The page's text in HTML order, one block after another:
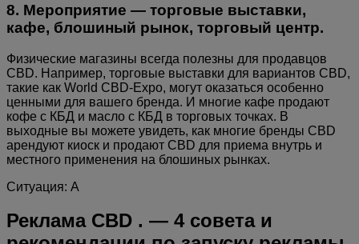
8. Мероприятие — торговые выставки,
кафе, блошиный рынок, торговый центр.
Физические магазины всегда полезны для продавцов
CBD. Например, торговые выставки для вариантов CBD,
такие как World CBD-Expo, могут оказаться особенно
ценными для вашего бренда. И многие кафе продают
кофе с КБД и масло с КБД в торговых точках. В
выходные вы можете увидеть, как многие бренды CBD
арендуют киоск и продают CBD для приема внутрь и
местного применения на блошиных рынках.
Ситуация: А
Реклама CBD . — 4 совета и